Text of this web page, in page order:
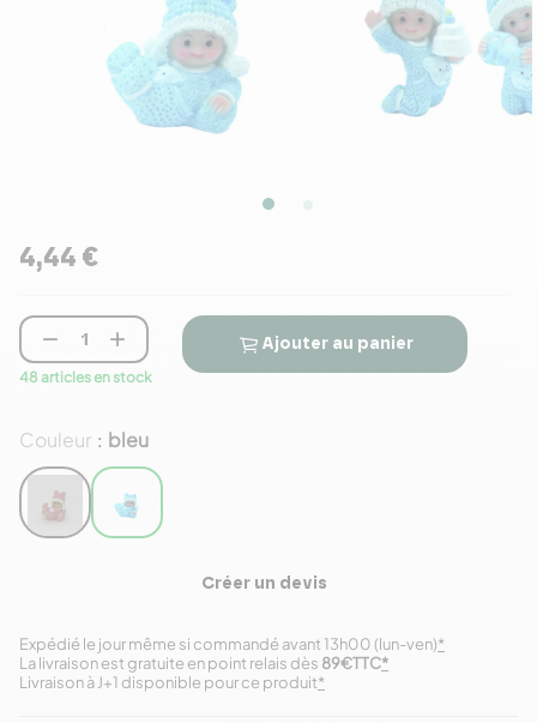
4,44 €
Couleur : bleu
 
48 articles en stock
Ajouter au panier
Créer un devis
Expédié le jour même si commandé avant 13h00 (lun-ven)*
Livraison à J+1 disponible pour ce produit*
La livraison est gratuite en point relais dès 89€TTC*